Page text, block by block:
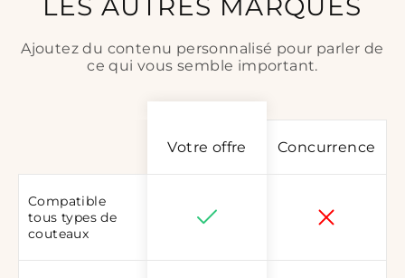
LES AUTRES MARQUES
Ajoutez du contenu personnalisé pour parler de
ce qui vous semble important.
Votre offre Concurrence
Compatible
tous types de
couteaux